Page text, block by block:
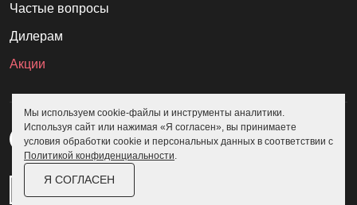
Частые вопросы
Дилерам
Акции
Мы используем cookie-файлы и инструменты аналитики.
Используя сайт или нажимая «Я согласен», вы принимаете
условия обработки cookie и персональных данных в соответствии с
Политикой конфиденциальности.
Я СОГЛАСЕН